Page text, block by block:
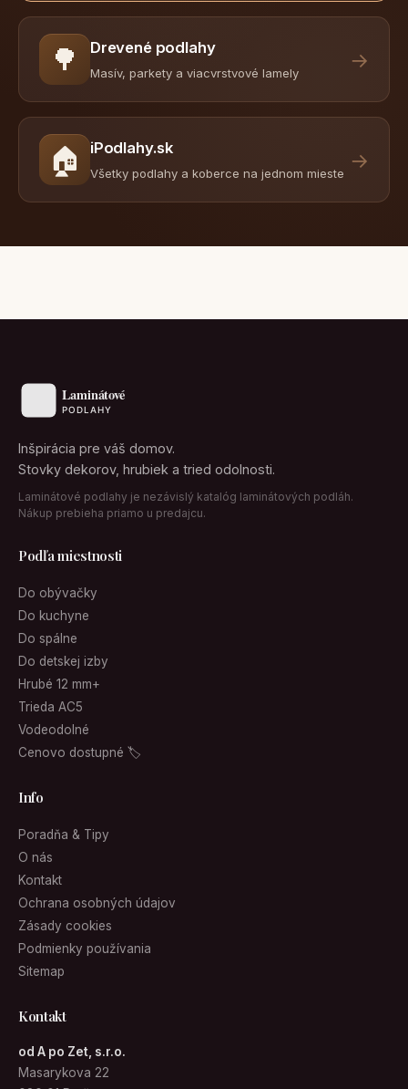
🌳 Drevené podlahy
Masív, parkety a viacvrstvové lamely
→
🏠 iPodlahy.sk
Všetky podlahy a koberce na jednom mieste
→
Inšpirácia pre váš domov.
Stovky dekorov, hrubiek a tried odolnosti.
Laminátové podlahy je nezávislý katalóg laminátových podláh.
Nákup prebieha priamo u predajcu.
Podľa miestnosti
Do obývačky
Do kuchyne
Do spálne
Do detskej izby
Hrubé 12 mm+
Trieda AC5
Vodeodolné
Cenovo dostupné 🏷
Info
Poradňa & Tipy
O nás
Kontakt
Ochrana osobných údajov
Zásady cookies
Podmienky používania
Sitemap
Kontakt
od A po Zet, s.r.o.
Masarykova 22